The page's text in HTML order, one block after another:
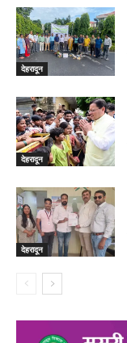
देहरादून
देहरादून
देहरादून